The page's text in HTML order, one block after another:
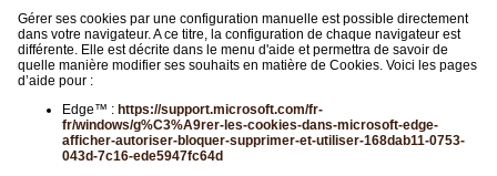
Gérer ses cookies par une configuration manuelle est possible directement
dans votre navigateur. A ce titre, la configuration de chaque navigateur est
différente. Elle est décrite dans le menu d'aide et permettra de savoir de
quelle manière modifier ses souhaits en matière de Cookies. Voici les pages
d’aide pour :
Edge™ : https://support.microsoft.com/fr-
fr/windows/g%C3%A9rer-les-cookies-dans-microsoft-edge-
afficher-autoriser-bloquer-supprimer-et-utiliser-168dab11-0753-
043d-7c16-ede5947fc64d